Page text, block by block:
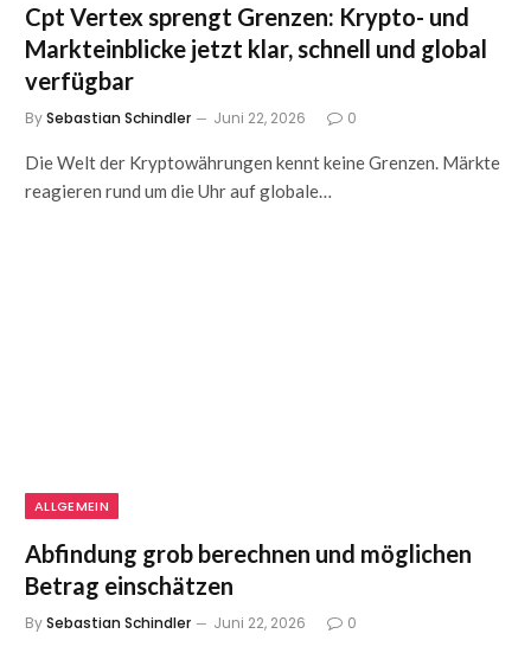
Cpt Vertex sprengt Grenzen: Krypto- und
Markteinblicke jetzt klar, schnell und global
verfügbar
BySebastian Schindler Juni 22, 2026 0
Die Welt der Kryptowährungen kennt keine Grenzen. Märkte
reagieren rund um die Uhr auf globale…
ALLGEMEIN
Abfindung grob berechnen und möglichen
Betrag einschätzen
BySebastian Schindler Juni 22, 2026 0